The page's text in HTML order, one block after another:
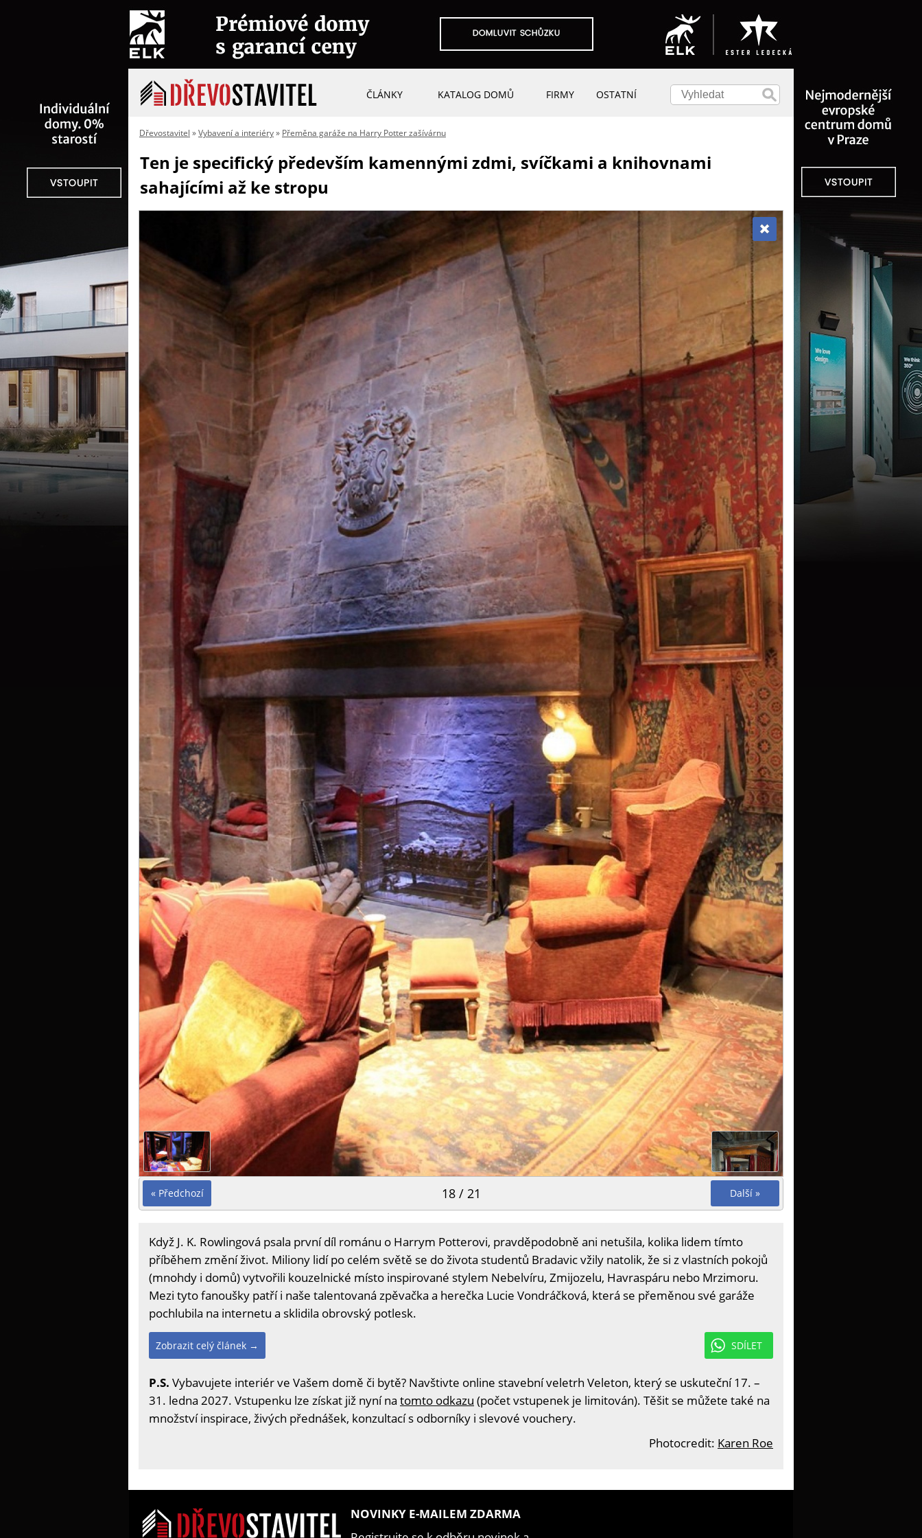
ČLÁNKY KATALOG DOMŮ FIRMY OSTATNÍ
Dřevostavitel »Vybavení a interiéry» Přeměna garáže na Harry Potter zašívárnu
Ten je specifický především kamennými zdmi, svíčkami a knihovnami
sahajícími až ke stropu
« Předchozí Další »
18 / 21
Když J. K. Rowlingová psala první díl románu o Harrym Potterovi, pravděpodobně ani netušila, kolika lidem tímto
příběhem změní život. Miliony lidí po celém světě se do života studentů Bradavic vžily natolik, že si z vlastních pokojů
(mnohdy i domů) vytvořili kouzelnické místo inspirované stylem Nebelvíru, Zmijozelu, Havraspáru nebo Mrzimoru.
Mezi tyto fanoušky patří i naše talentovaná zpěvačka a herečka Lucie Vondráčková, která se přeměnou své garáže
pochlubila na internetu a sklidila obrovský potlesk.
SDÍLET
Zobrazit celý článek →
P.S. Vybavujete interiér ve Vašem domě či bytě? Navštivte online stavební veletrh Veleton, který se uskuteční 17. –
31. ledna 2027. Vstupenku lze získat již nyní na tomto odkazu (počet vstupenek je limitován). Těšit se můžete také na
množství inspirace, živých přednášek, konzultací s odborníky i slevové vouchery.
Photocredit: Karen Roe
NOVINKY E-MAILEM ZDARMA